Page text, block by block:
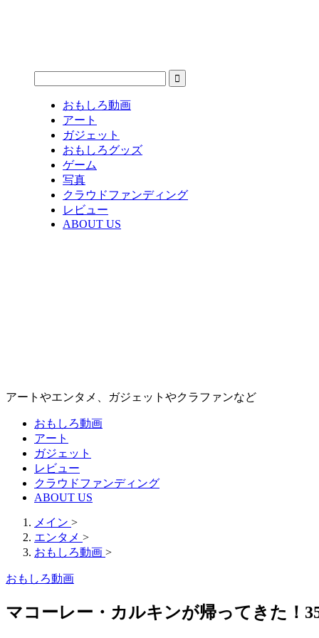
おもしろ動画
アート
ガジェット
おもしろグッズ
ゲーム
写真
クラウドファンディング
レビュー
ABOUT US
アートやエンタメ、ガジェットやクラファンなど
おもしろ動画
アート
ガジェット
レビュー
クラウドファンディング
ABOUT US
メイン >
エンタメ >
おもしろ動画 >
おもしろ動画
マコーレー・カルキンが帰ってきた！